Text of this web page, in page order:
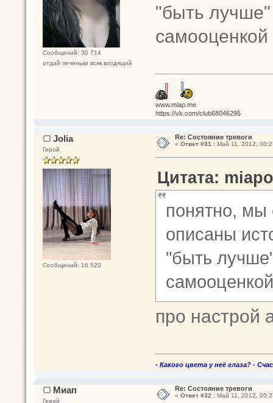
Сообщений: 30 714
отдай печеньки всяк входящий
"быть лучше"
www.miap.me
https://vk.com/club68046295
Jolia
Герой
Сообщений: 16 520
Re: Состояние тревоги
« Ответ #31 :Май 11, 2012,
Цитата:
понятно, мы
описаны
"быть
про настрой
- Какого цвета у неё глаза? -
Миап
Герой
Re: Состояние тревоги
« Ответ #32 :Май 11, 2012,